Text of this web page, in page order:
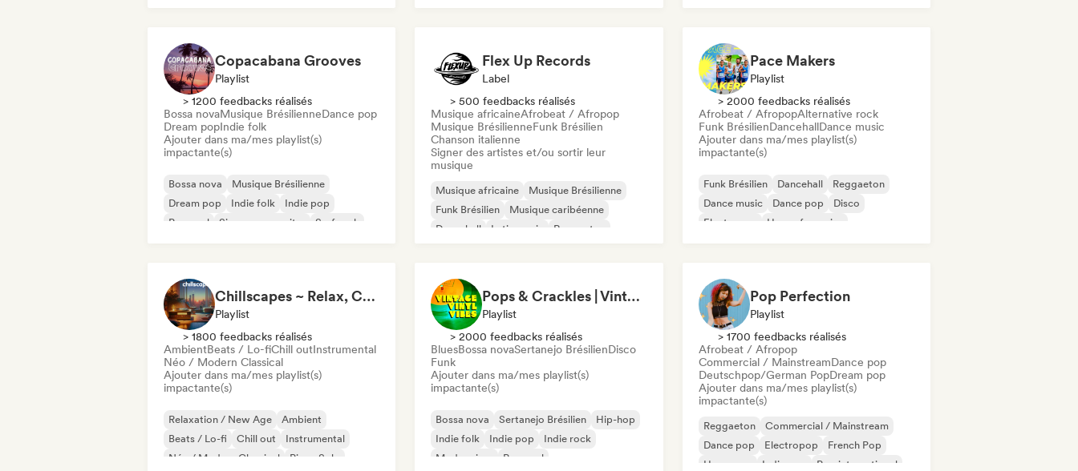
Copacabana Grooves
Playlist
> 1200 feedbacks réalisés
Bossa novaMusique BrésilienneDance pop
Dream popIndie folk
Ajouter dans ma/mes playlist(s)
impactante(s)
Bossa nova
Musique Brésilienne
Dream pop
Indie folk
Indie pop
Pop soul
Singer-songwriter Surf rock
Flex Up Records
Label
> 500 feedbacks réalisés
Musique africaineAfrobeat / Afropop
Musique BrésilienneFunk Brésilien
Chanson italienne
Signer des artistes et/ou sortir leur
musique
Musique africaine
Musique Brésilienne
Funk Brésilien
Musique caribéenne
Dancehall
Latin music
Reggaeton
Pace Makers
Playlist
> 2000 feedbacks réalisés
Afrobeat / AfropopAlternative rock
Funk BrésilienDancehallDance music
Ajouter dans ma/mes playlist(s)
impactante(s)
Funk Brésilien Dancehall
Reggaeton
Dance music
Dance pop
Disco
Electropop
House française
Chillscapes ~ Relax, Concentrate, Meditate, Sleep, Dream
Playlist
> 1800 feedbacks réalisés
AmbientBeats / Lo-fiChill outInstrumental
Néo / Modern Classical
Ajouter dans ma/mes playlist(s)
impactante(s)
Relaxation / New Age
Ambient
Beats / Lo-fi
Chill out
Instrumental
Néo / Modern Classical
Piano Solo
Pops & Crackles | Vintage Vinyl Vibes
Playlist
> 2000 feedbacks réalisés
BluesBossa novaSertanejo BrésilienDisco
Funk
Ajouter dans ma/mes playlist(s)
impactante(s)
Bossa nova Sertanejo Brésilien
Hip-hop
Indie folk
Indie pop
Indie rock
Modern jazz
Pop soul
Pop Perfection
Playlist
> 1700 feedbacks réalisés
Afrobeat / Afropop
Commercial / MainstreamDance pop
Deutschpop/German PopDream pop
Ajouter dans ma/mes playlist(s)
impactante(s)
Reggaeton
Commercial / Mainstream
Dance pop
Electropop
French Pop
Hyperpop
Indie pop Pop international